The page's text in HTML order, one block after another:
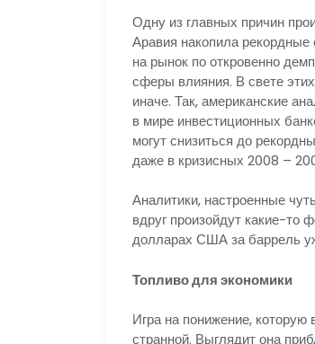
Одну из главных причин
Аравия накопила
на рынок по откровенно
сферы влияния. В свете
иначе. Так, американские
в мире инвестиционных
могут снизиться до
даже в кризисных 2008 –
Аналитики, настроенные
вдруг произойдут какие-то
долларах США за баррель
Топливо для экономики
Игра на понижение,
странной. Выглядит она